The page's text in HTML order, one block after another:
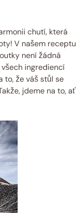
chutí, která
V našem receptu
není žádná
ingrediencí
to, že váš stůl se
jdeme na to, ať